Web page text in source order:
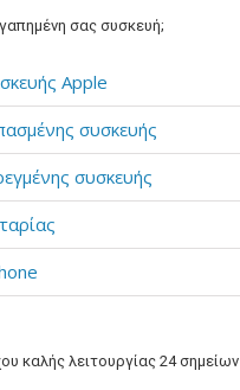
σας συσκευή;
Apple
συσκευής
συσκευής
καλής λειτουργίας 24 σημείων